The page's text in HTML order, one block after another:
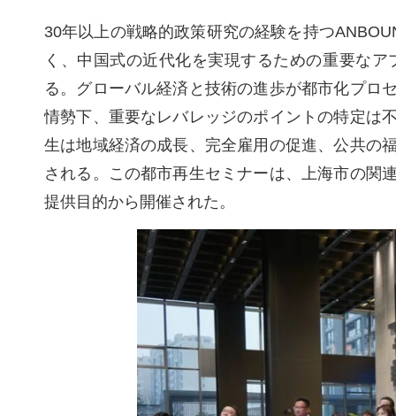
30年以上の戦略的政策研究の経験を持つ
く、中国式の近代化を実現するための重要な
る。グローバル経済と技術の進歩が都市化プロ
情勢下、重要なレバレッジのポイントの特定は
生は地域経済の成長、完全雇用の促進、公共の
される。この都市再生セミナーは、上海市の関
提供目的から開催された。